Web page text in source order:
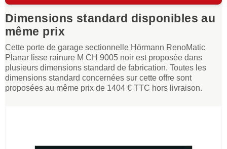
Dimensions standard disponibles au
même prix
Cette porte de garage sectionnelle Hörmann RenoMatic
Planar lisse rainure M CH 9005 noir est proposée dans
plusieurs dimensions standard de fabrication. Toutes les
dimensions standard concernées sur cette offre sont
proposées au même prix de 1404 € TTC hors livraison.